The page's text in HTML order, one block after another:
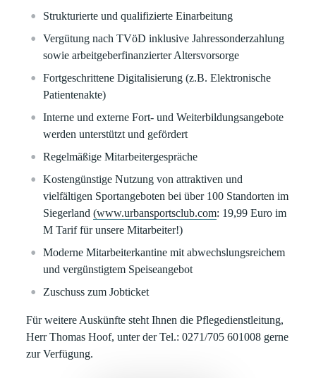
Strukturierte undqualifizierte Einarbeitung
Vergütung nachTVöD inklusive Jahressonderzahlung
sowiearbeitgeberfinanzierterAltersvorsorge
Fortgeschrittene Digitalisierung (z.B. Elektronische
Patientenakte)
Interne und externeFort- undWeiterbildungsangebote
werden unterstützt und gefördert
Regelmäßige Mitarbeitergespräche
Kostengünstige Nutzung vonattraktivenund
vielfältigen Sportangeboten bei über 100 Standorten im
Siegerland(www.urbansportsclub.com: 19,99 Euro im
M Tarif für unsere Mitarbeiter!)
Moderne Mitarbeiterkantine mit abwechslungsreichem
und vergünstigtem Speiseangebot
Zuschuss zum Jobticket
Für weitere Auskünftesteht Ihnen diePflegedienstleitung,
Herr Thomas Hoof, unter derTel.: 0271/705 601008 gerne
zur Verfügung.